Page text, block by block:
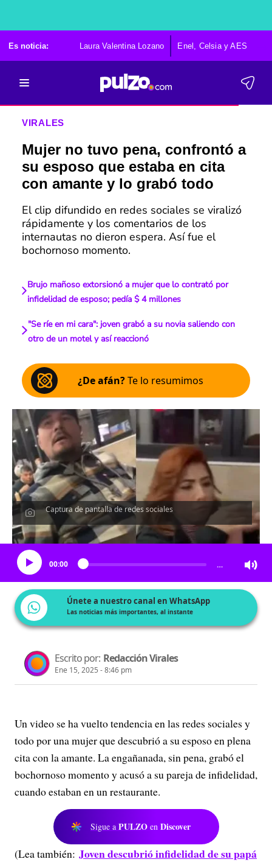
Es noticia: Laura Valentina Lozano Enel, Celsia y AES
VIRALES
Mujer no tuvo pena, confrontó a
su esposo que estaba en cita
con amante y lo grabó todo
El clip difundido en redes sociales se viralizó
rápidamente y los comentarios de los
internautas no dieron espera. Así fue el
bochornoso momento.
Brujo mañoso extorsionó a mujer que lo contrató por
infidelidad de esposo; pedía $ 4 millones
"Se ríe en mi cara": joven grabó a su novia saliendo con
otro de un motel y así reaccionó
¿De afán?Te lo resumimos
Captura de pantalla de redes sociales
Escucha el artículo
00:00 …
Únete a nuestro canal en WhatsApp
Las noticias más importantes, al instante
Escrito por: Redacción Virales
Ene 15, 2025 - 8:46 pm
Un video se ha vuelto tendencia en las redes sociales y
todo por una mujer que descubrió a su esposo en plena
cita con la amante. La engañanada, sin pena, grabó el
bochornoso momento y acusó a su pareja de infidelidad,
cuando estaban en un restaurante.
Sigue a PULZO en Discover
(Lea también: Joven descubrió infidelidad de su papá